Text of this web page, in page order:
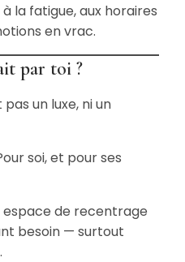
la fatigue, aux horaires
en vrac.
par toi ?
un luxe, ni un
soi, et pour ses
de recentrage
besoin — surtout